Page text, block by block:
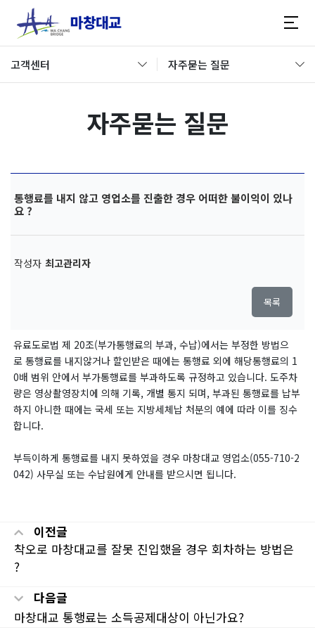
고객센터 자주묻는 질문
자주묻는 질문
통행료를 내지 않고 영업소를 진출한 경우 어떠한 불이익이 있나
요 ?
작성자 최고관리자
목록
유료도로법 제 20조(부가통행료의 부과, 수납)에서는 부정한 방법으
로 통행료를 내지않거나 할인받은 때에는 통행료 외에 해당통행료의 1
0배 범위 안에서 부가통행료를 부과하도록 규정하고 있습니다. 도주차
량은 영상촬영장치에 의해 기록, 개별 통지 되며, 부과된 통행료를 납부
하지 아니한 때에는 국세 또는 지방세체납 처분의 예에 따라 이를 징수
합니다.
부득이하게 통행료를 내지 못하였을 경우 마창대교 영업소(055-710-2
042) 사무실 또는 수납원에게 안내를 받으시면 됩니다.
이전글
착오로 마창대교를 잘못 진입했을 경우 회차하는 방법은
?
다음글
마창대교 통행료는 소득공제대상이 아닌가요?